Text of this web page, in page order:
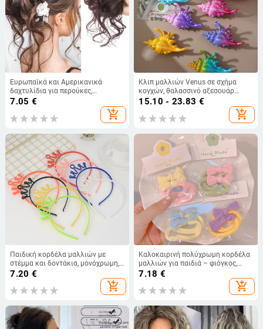
Ευρωπαϊκά και Αμερικανικά
δαχτυλίδια για περούκες,
μοντέρνες τσάντες μαλλιών,
κορδέλες με σφαιρίδια, φυσικά
αφράτες και ακατάστατες μακριές
δαχτυλίδια για αλογοουρά
7.05 €
add_shopping_cart
Κλιπ μαλλιών Venus σε σχήμα
κογχών, θαλασσινό αξεσουάρ
μαλλιών, κλιπ για το πίσω μέρος
15.10 - 23.83 €
add_shopping_cart
Παιδική κορδέλα μαλλιών με
στέμμα και δοντάκια, μονόχρωμη,
γλυκό αξεσουάρ πριγκίπισσας
7.20 €
add_shopping_cart
Καλοκαιρινή πολύχρωμη κορδέλα
μαλλιών για παιδιά – φιόγκος,
υψηλής ελαστικότητας, απαλό στα
7.18 €
add_shopping_cart